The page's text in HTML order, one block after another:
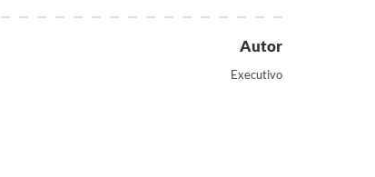
Autor
Executivo